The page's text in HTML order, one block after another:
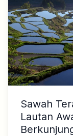
Sawah
Lautan